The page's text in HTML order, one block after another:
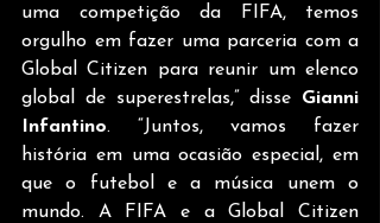
uma competição da FIFA, temos
orgulho em fazer uma parceria com a
Global Citizen para reunir um elenco
global de superestrelas,” disse Gianni
Infantino. “Juntos, vamos fazer
história em uma ocasião especial, em
que o futebol e a música unem o
mundo. A FIFA e a Global Citizen